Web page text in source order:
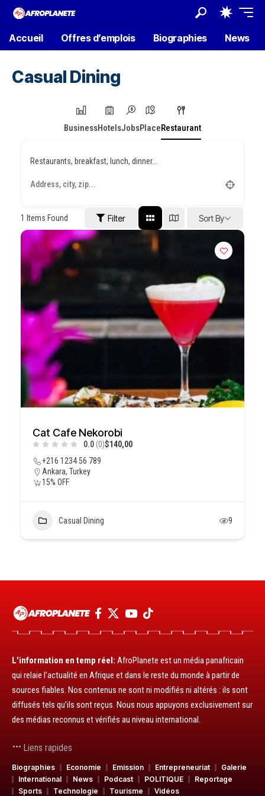
Accueil Offres d’emplois Biographies News
Casual Dining
BusinessHotelsJobsPlaceRestaurant
Restaurants, breakfast, lunch, dinner...
1 Items Found Filter Sort By
Cat Cafe Nekorobi
0.0 (0)$140,00
+216 1234 56 789
Ankara, Turkey
15% OFF
Casual Dining 9
L'information en temp réel: AfroPlanete est un média panafricain
qui relaie l’actualité en Afrique et dans le reste du monde à partir de
sources fiables. Nos contenus ne sont ni modifiés ni altérés : ils sont
diffusés tels qu’ils sont reçus. Nous nous appuyons exclusivement sur
des médias reconnus et vérifiés au niveau international.
Liens rapides
Biographies Economie Emission Entrepreneuriat
Galerie
International
News Podcast POLITIQUE
Reportage
Sports
Technologie Tourisme Vidéos